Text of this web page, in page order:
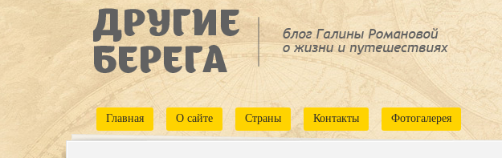
Главная О сайте Страны Контакты Фотогалерея